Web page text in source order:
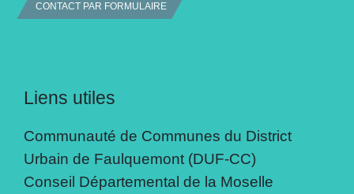
CONTACT PAR FORMULAIRE
Liens utiles
Communauté de Communes du District
Urbain de Faulquemont (DUF-CC)
Conseil Départemental de la Moselle